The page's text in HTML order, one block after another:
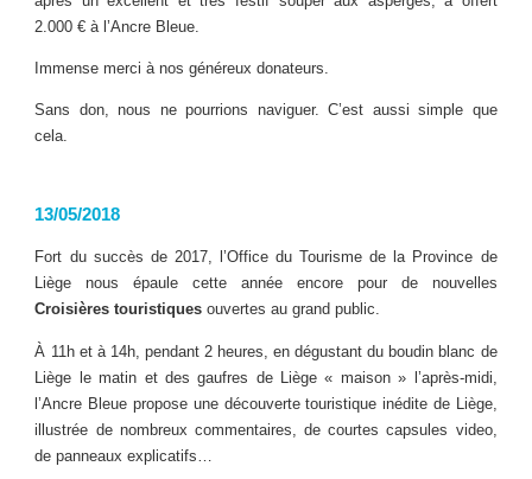
2.000 € à l’Ancre Bleue.
Immense merci à nos généreux donateurs.
Sans don, nous ne pourrions naviguer. C’est aussi simple que
cela.
13/05/2018
Fort du succès de 2017, l’Office du Tourisme de la Province de
Liège nous épaule cette année encore pour de nouvelles
Croisières touristiques ouvertes au grand public.
À 11h et à 14h, pendant 2 heures, en dégustant du boudin blanc de
Liège le matin et des gaufres de Liège « maison » l’après-midi,
l’Ancre Bleue propose une découverte touristique inédite de Liège,
illustrée de nombreux commentaires, de courtes capsules video,
de panneaux explicatifs…